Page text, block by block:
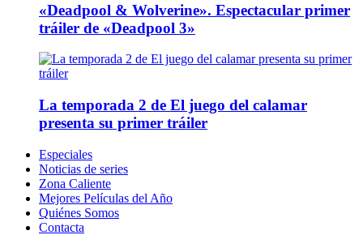
«Deadpool & Wolverine». Espectacular primer
tráiler de «Deadpool 3»
La temporada 2 de El juego del calamar
presenta su primer tráiler
Especiales
Noticias de series
Zona Caliente
Mejores Películas del Año
Quiénes Somos
Contacta